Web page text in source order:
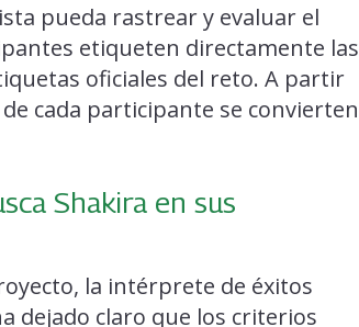
pueda rastrear y evaluar el
etiqueten directamente las
oficiales del reto. A partir
cada participante se convierten
Shakira en sus
la intérprete de éxitos
dejado claro que los criterios